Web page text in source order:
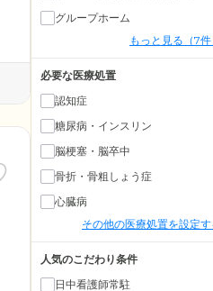
グループホーム
もっと見る（7件
必要な医療処置
認知症
糖尿病・インスリン
脳梗塞・脳卒中
骨折・骨粗しょう症
心臓病
その他の医療処置を設定す
人気のこだわり条件
日中看護師常駐